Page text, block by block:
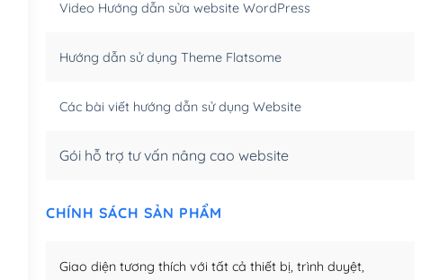
(+950,000₫)
Video Hướng dẫn sửa website WordPress
Hướng dẫn sử dụng Theme Flatsome
Các bài viết hướng dẫn sử dụng Website
Gói hỗ trợ tư vấn nâng cao website
CHÍNH SÁCH SẢN PHẨM
Giao diện tương thích với tất cả thiết bị, trình duyệt,